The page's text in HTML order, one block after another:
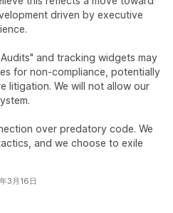
driven by executive
and tracking widgets may
for non-compliance, potentially
litigation. We will not allow our
over predatory code. We
and we choose to exile
3月16日